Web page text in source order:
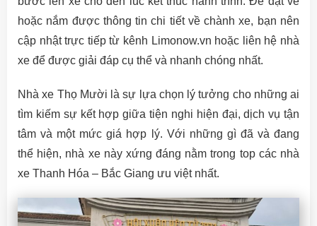
hoặc nắm được thông tin chi tiết về chành xe, bạn nên
cập nhật trực tiếp từ kênh Limonow.vn hoặc liên hệ nhà
xe để được giải đáp cụ thể và nhanh chóng nhất.
Nhà xe Thọ Mười là sự lựa chọn lý tưởng cho những ai
tìm kiếm sự kết hợp giữa tiện nghi hiện đại, dịch vụ tận
tâm và một mức giá hợp lý. Với những gì đã và đang
thể hiện, nhà xe này xứng đáng nằm trong top các nhà
xe Thanh Hóa – Bắc Giang ưu việt nhất.